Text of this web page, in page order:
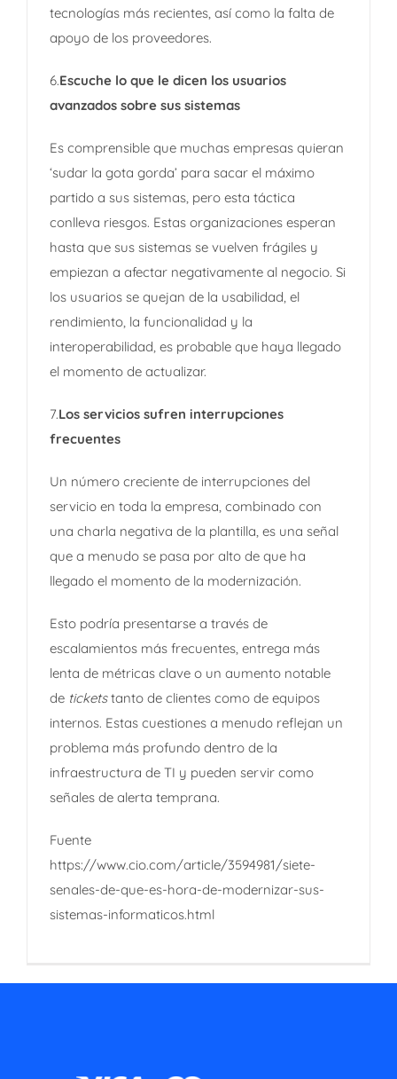
tecnologías más recientes, así como la falta de
apoyo de los proveedores.
6.Escuche lo que le dicen los usuarios
avanzados sobre sus sistemas
Es comprensible que muchas empresas quieran
‘sudar la gota gorda’ para sacar el máximo
partido a sus sistemas, pero esta táctica
conlleva riesgos. Estas organizaciones esperan
hasta que sus sistemas se vuelven frágiles y
empiezan a afectar negativamente al negocio. Si
los usuarios se quejan de la usabilidad, el
rendimiento, la funcionalidad y la
interoperabilidad, es probable que haya llegado
el momento de actualizar.
7.Los servicios sufren interrupciones
frecuentes
Un número creciente de interrupciones del
servicio en toda la empresa, combinado con
una charla negativa de la plantilla, es una señal
que a menudo se pasa por alto de que ha
llegado el momento de la modernización.
Esto podría presentarse a través de
escalamientos más frecuentes, entrega más
lenta de métricas clave o un aumento notable
de ticketstanto de clientes como de equipos
internos. Estas cuestiones a menudo reflejan un
problema más profundo dentro de la
infraestructura de TI y pueden servir como
señales de alerta temprana.
Fuente
https://www.cio.com/article/3594981/siete-
senales-de-que-es-hora-de-modernizar-sus-
sistemas-informaticos.html